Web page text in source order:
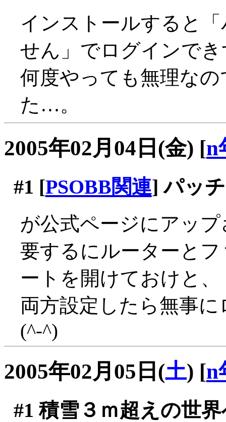
インストールすると
せん」でログインでき
何度やっても無理な
た…。
2005年02月04日(金) [n
#1 [PSOBB関連] パッ
が公式ページにアッ
要するにルーターと
ートを開けておけと、
両方設定したら無事
(^-^)
2005年02月05日(土) [n
#1 積雪３ｍ超えの世